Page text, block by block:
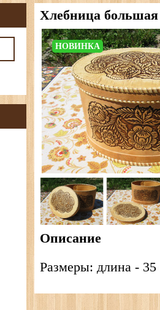
Хлебница большая
НОВИНКА
Описание
Размеры: длина -